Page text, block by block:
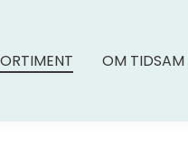
OM TIDSAM